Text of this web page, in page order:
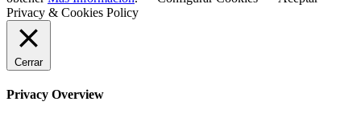
Privacy & Cookies Policy
Cerrar
Privacy Overview